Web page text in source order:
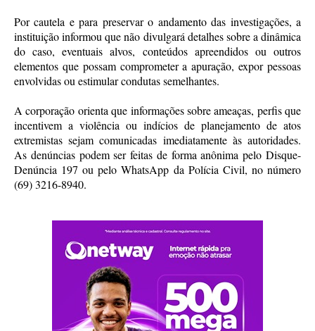
Por cautela e para preservar o andamento das investigações, a
instituição informou que não divulgará detalhes sobre a dinâmica
do caso, eventuais alvos, conteúdos apreendidos ou outros
elementos que possam comprometer a apuração, expor pessoas
envolvidas ou estimular condutas semelhantes.
A corporação orienta que informações sobre ameaças, perfis que
incentivem a violência ou indícios de planejamento de atos
extremistas sejam comunicadas imediatamente às autoridades.
As denúncias podem ser feitas de forma anônima pelo Disque-
Denúncia 197 ou pelo WhatsApp da Polícia Civil, no número
(69) 3216-8940.